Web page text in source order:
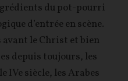
du pot-pourri
d’entrée en scène.
avant le Christ et bien
depuis toujours, les
IVe siècle, les Arabes